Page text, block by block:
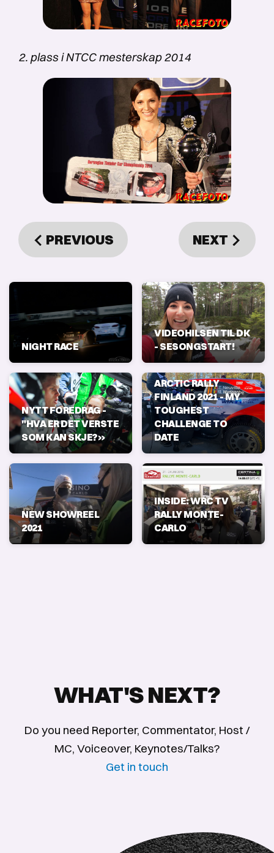
2. plass i NTCC mesterskap 2014
PREVIOUS NEXT
NIGHT RACE
VIDEOHILSEN TIL DK
- SESONGSTART!
NYTT FOREDRAG -
"HVA ER DET VERSTE
SOM KAN SKJE?»
ARCTIC RALLY
FINLAND 2021 - MY
TOUGHEST
CHALLENGE TO
DATE
NEW SHOWREEL
2021
INSIDE: WRC TV
RALLY MONTE-
CARLO
WHAT'S NEXT?
Do you need Reporter, Commentator, Host /
MC, Voiceover, Keynotes/Talks?
Get in touch